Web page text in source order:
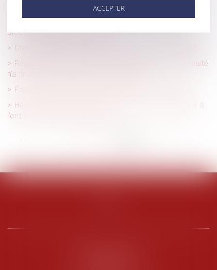
contre sa décision : gare aux délais !
procureur sans procès-verbal
Création d’entreprise : bénéficier de l’ARE ou de l’ARCE
Règlement d’un emprunt sur bien propre : la communauté
n’a droit à récompense que sur le capital
Prêts à taux zéro : des précisions pour les nouveaux
Heures supplémentaires et faute grave : double rappel à
l’ordre de la Cour de cassation
> >>
ACCEPTER